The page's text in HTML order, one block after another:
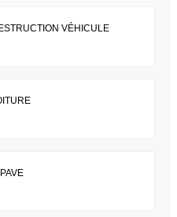
VÉHICULE